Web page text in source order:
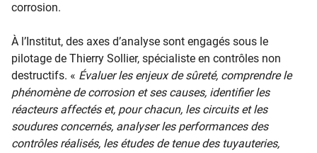
corrosion.
À l’Institut, des axes d’analyse sont engagés sous le
pilotage de Thierry Sollier, spécialiste en contrôles non
destructifs. « Évaluer les enjeux de sûreté, comprendre le
phénomène de corrosion et ses causes, identifier les
réacteurs affectés et, pour chacun, les circuits et les
soudures concernés, analyser les performances des
contrôles réalisés, les études de tenue des tuyauteries,